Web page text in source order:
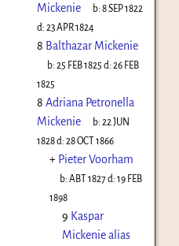
Mickenie
b:8 SEP 1822
d: 23 APR 1824
8 Balthazar Mickenie
b:25 FEB 1825 d:26 FEB
1825
8 Adriana Petronella
Mickenie
b:22 JUN
1828d: 28 OCT 1866
+ Pieter Voorham
b:ABT 1827d:19 FEB
1898
9 Kaspar
Mickenie alias